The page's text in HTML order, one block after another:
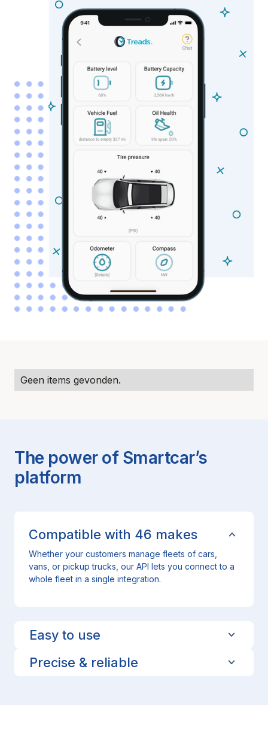
Geen items gevonden.
The power of Smartcar’s
platform
Compatible with 46 makes
Whether your customers manage fleets of cars,
vans, or pickup trucks, our API lets you connect to a
whole fleet in a single integration.
Easy to use
Precise & reliable